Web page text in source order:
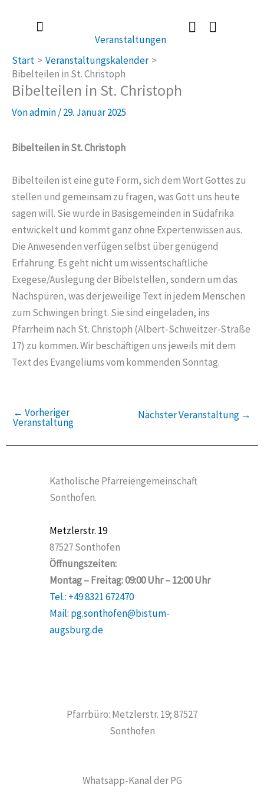
Veranstaltungen
Start
Veranstaltungskalender
Bibelteilen in St. Christoph
Bibelteilen in St. Christoph
Vonadmin/29. Januar 2025
Bibelteilen in St. Christoph
Bibelteilen ist eine gute Form, sich dem Wort Gottes zu
stellen und gemeinsam zu fragen, was Gott uns heute
sagen will. Sie wurde in Basisgemeinden in Südafrika
entwickelt und kommt ganz ohne Expertenwissen aus.
Die Anwesenden verfügen selbst über genügend
Erfahrung. Es geht nicht um wissentschaftliche
Exegese/Auslegung der Bibelstellen, sondern um das
Nachspüren, was der jeweilige Text in jedem Menschen
zum Schwingen bringt. Sie sind eingeladen, ins
Pfarrheim nach St. Christoph (Albert-Schweitzer-Straße
17) zu kommen. Wir beschäftigen uns jeweils mit dem
Text des Evangeliums vom kommenden Sonntag.
← Vorheriger
Veranstaltung
Nächster Veranstaltung →
Katholische Pfarreiengemeinschaft
Sonthofen.
Metzlerstr. 19
87527 Sonthofen
Öffnungszeiten:
Montag – Freitag: 09:00 Uhr – 12:00 Uhr
Tel.: +49 8321 672470
Mail: pg.sonthofen@bistum-
augsburg.de
Pfarrbüro: Metzlerstr. 19; 87527
Sonthofen
Whatsapp-Kanal der PG